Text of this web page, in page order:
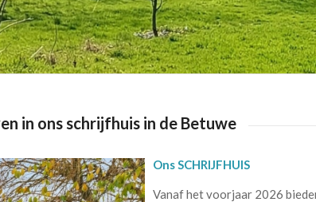
in ons schrijfhuis in de Betuwe
Ons SCHRIJFHUIS
Vanaf het voorjaar 2026